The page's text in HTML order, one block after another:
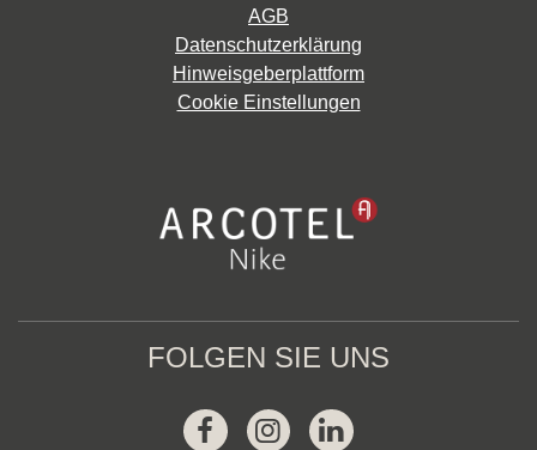
AGB
Datenschutzerklärung
Hinweisgeberplattform
Cookie Einstellungen
FOLGEN SIE UNS
FacebookInstagramLinkedin